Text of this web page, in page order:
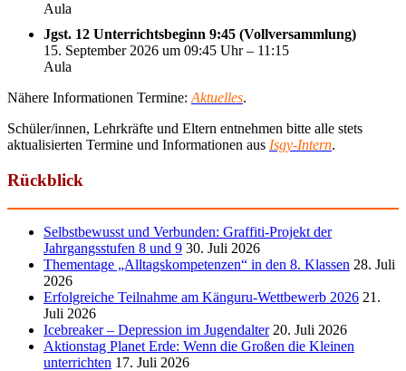
Aula
Jgst. 12 Unterrichtsbeginn 9:45 (Vollversammlung)
15. September 2026 um 09:45 Uhr – 11:15
Aula
Nähere Informationen Termine: Aktuelles.
Schüler/innen, Lehrkräfte und Eltern entnehmen bitte alle stets
aktualisierten Termine und Informationen aus Isgy-Intern.
Rückblick
Selbstbewusst und Verbunden: Graffiti-Projekt der
Jahrgangsstufen 8 und 9 30. Juli 2026
Thementage „Alltagskompetenzen“ in den 8. Klassen 28. Juli
2026
Erfolgreiche Teilnahme am Känguru-Wettbewerb 2026 21.
Juli 2026
Icebreaker – Depression im Jugendalter 20. Juli 2026
Aktionstag Planet Erde: Wenn die Großen die Kleinen
unterrichten 17. Juli 2026